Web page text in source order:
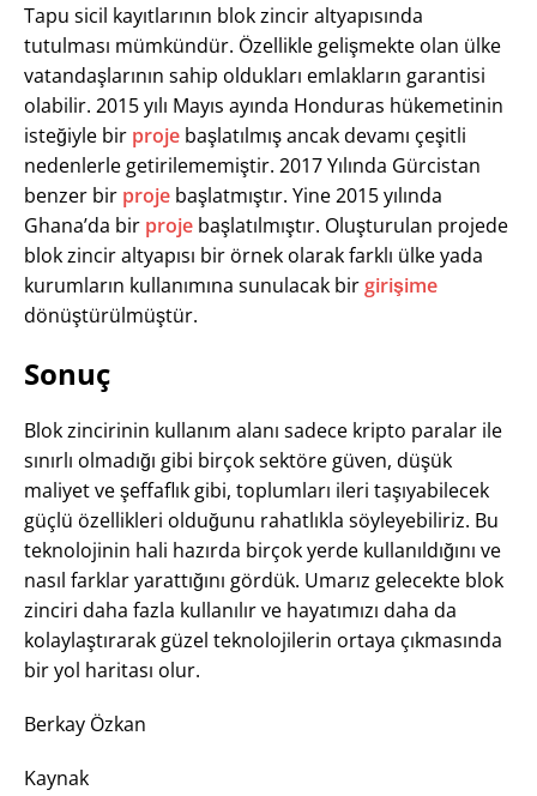
Tapu sicil kayıtlarının blok zincir altyapısında
tutulması mümkündür. Özellikle gelişmekte olan ülke
vatandaşlarının sahip oldukları emlakların garantisi
olabilir. 2015 yılı Mayıs ayında Honduras hükemetinin
isteğiyle bir proje başlatılmış ancak devamı çeşitli
nedenlerle getirilememiştir. 2017 Yılında Gürcistan
benzer bir proje başlatmıştır. Yine 2015 yılında
Ghana’da bir proje başlatılmıştır. Oluşturulan projede
blok zincir altyapısı bir örnek olarak farklı ülke yada
kurumların kullanımına sunulacak birgirişime
dönüştürülmüştür.
Sonuç
Blok zincirinin kullanım alanı sadece kripto paralar ile
sınırlı olmadığı gibi birçok sektöre güven, düşük
maliyet ve şeffaflık gibi, toplumları ileri taşıyabilecek
güçlü özellikleri olduğunu rahatlıkla söyleyebiliriz. Bu
teknolojinin hali hazırda birçok yerde kullanıldığını ve
nasıl farklar yarattığını gördük. Umarız gelecekte blok
zinciri daha fazla kullanılır ve hayatımızı daha da
kolaylaştırarak güzel teknolojilerin ortaya çıkmasında
bir yol haritası olur.
Berkay Özkan
Kaynak